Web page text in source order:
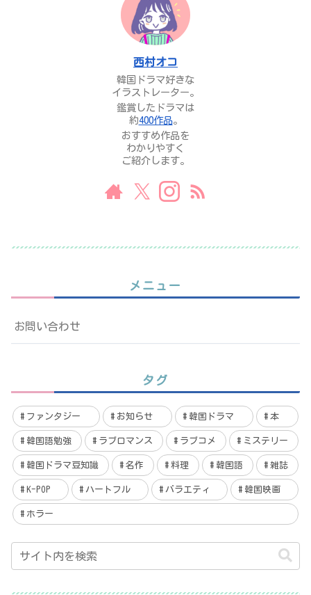
西村オコ
韓国ドラマ好きな
イラストレーター。
鑑賞したドラマは
約400作品。
おすすめ作品を
わかりやすく
ご紹介します。
メニュー
お問い合わせ
タグ
ファンタジー お知らせ 韓国ドラマ 本
韓国語勉強 ラブロマンス ラブコメ ミステリー
韓国ドラマ豆知識 名作 料理 韓国語 雑誌
K-POP ハートフル バラエティ 韓国映画
ホラー